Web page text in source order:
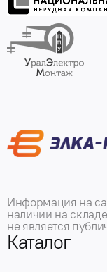
Информация на
наличии на
не является
Каталог